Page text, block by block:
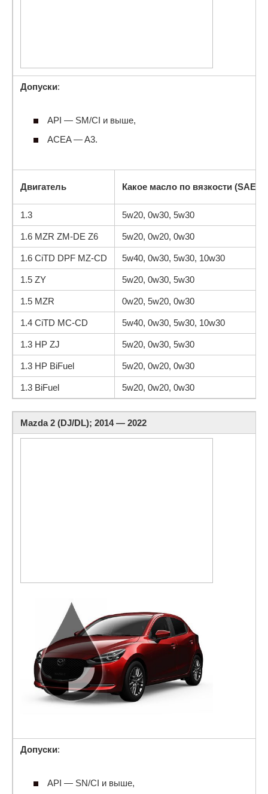
Допуски:
API — SM/CI и выше,
ACEA — A3.
Двигатель Какое масло по вязкости (SAE)
1.3 5w20, 0w30, 5w30
1.6 MZR ZM-DE Z6 5w20, 0w20, 0w30
1.6 CiTD DPF MZ-CD 5w40, 0w30, 5w30, 10w30
1.5 ZY 5w20, 0w30, 5w30
1.5 MZR 0w20, 5w20, 0w30
1.4 CiTD MC-CD 5w40, 0w30, 5w30, 10w30
1.3 HP ZJ 5w20, 0w30, 5w30
1.3 HP BiFuel 5w20, 0w20, 0w30
1.3 BiFuel 5w20, 0w20, 0w30
Mazda 2 (DJ/DL); 2014 — 2022
Допуски:
API — SN/CI и выше,